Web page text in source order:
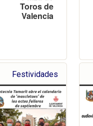
Toros de
Valencia
Festividades